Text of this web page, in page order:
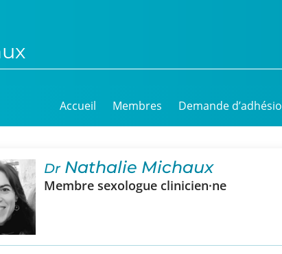
Accueil Membres Demande
DrNathalie Michaux
Membre sexologue clinicien·ne